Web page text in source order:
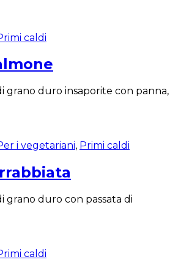
caldi
grano duro insaporite con panna,
i vegetariani, Primi caldi
grano duro con passata di
caldi